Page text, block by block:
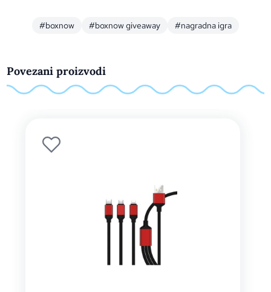
#boxnow #boxnow giveaway #nagradna igra
Povezani proizvodi